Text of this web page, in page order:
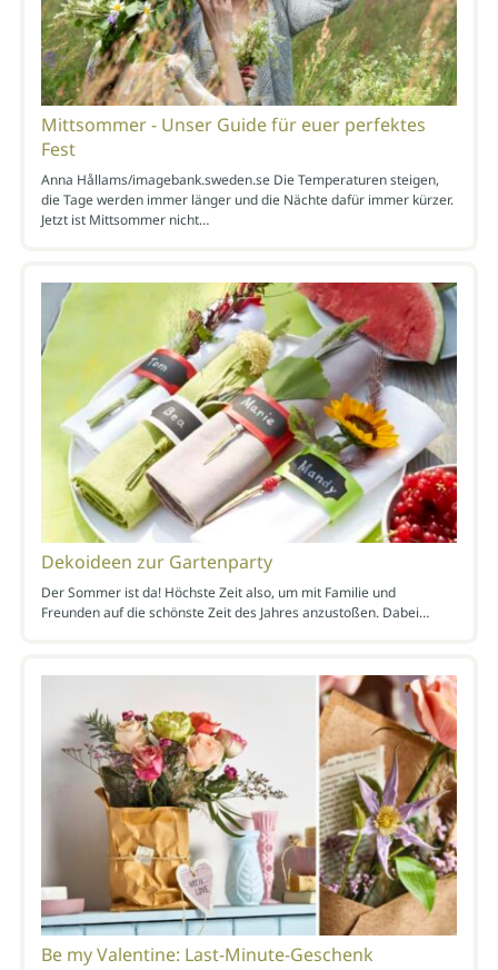
Mittsommer - Unser Guide für euer perfektes
Fest
Anna Hållams/imagebank.sweden.se Die Temperaturen steigen,
die Tage werden immer länger und die Nächte dafür immer kürzer.
Jetzt ist Mittsommer nicht…
Dekoideen zur Gartenparty
Der Sommer ist da! Höchste Zeit also, um mit Familie und
Freunden auf die schönste Zeit des Jahres anzustoßen. Dabei…
Be my Valentine: Last-Minute-Geschenk